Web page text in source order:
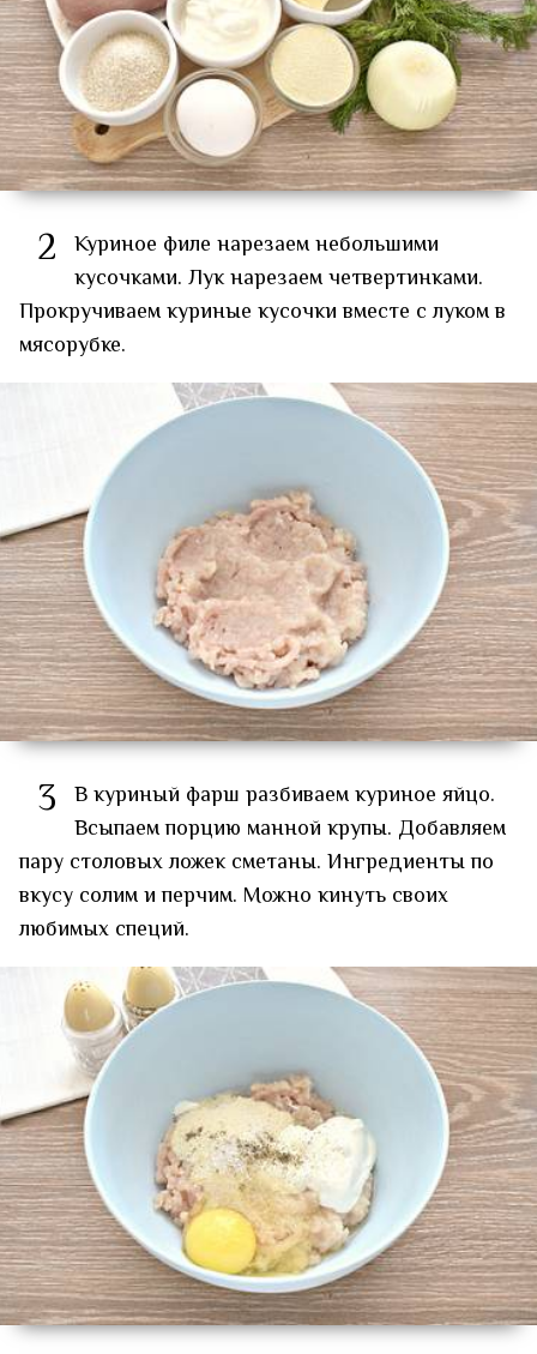
2 Куриное филе нарезаем небольшими
кусочками. Лук нарезаем четвертинками.
Прокручиваем куриные кусочки вместе с луком в
мясорубке.
3 В куриный фарш разбиваем куриное яйцо.
Всыпаем порцию манной крупы. Добавляем
пару столовых ложек сметаны. Ингредиенты по
вкусу солим и перчим. Можно кинуть своих
любимых специй.